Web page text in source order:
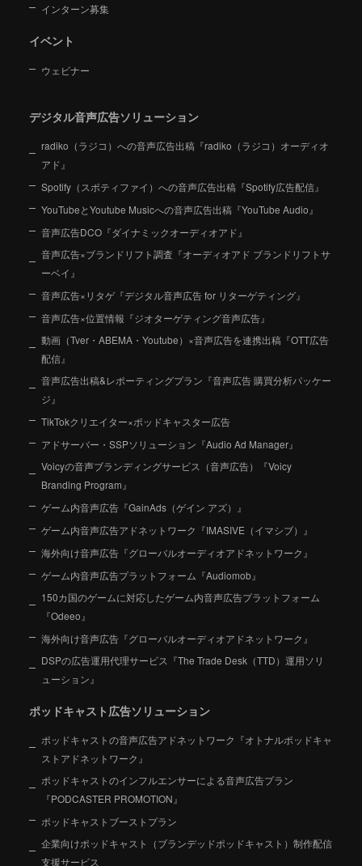
インターン募集
イベント
ウェビナー
デジタル音声広告ソリューション
radiko（ラジコ）への音声広告出稿『radiko（ラジコ）オーディオ
アド』
Spotify（スポティファイ）への音声広告出稿『Spotify広告配信』
YouTubeとYoutube Musicへの音声広告出稿『YouTube Audio』
音声広告DCO『ダイナミックオーディオアド』
音声広告×ブランドリフト調査『オーディオアド ブランドリフトサ
ーベイ』
音声広告×リタゲ『デジタル音声広告 for リターゲティング』
音声広告×位置情報『ジオターゲティング音声広告』
動画（Tver・ABEMA・Youtube）×音声広告を連携出稿『OTT広告
配信』
音声広告出稿&レポーティングプラン『音声広告 購買分析パッケー
ジ』
TikTokクリエイター×ポッドキャスター広告
アドサーバー・SSPソリューション『Audio Ad Manager』
Voicyの音声ブランディングサービス（音声広告）『Voicy
Branding Program』
ゲーム内音声広告『GainAds（ゲイン アズ）』
ゲーム内音声広告アドネットワーク『IMASIVE（イマシブ）』
海外向け音声広告『グローバルオーディオアドネットワーク』
ゲーム内音声広告プラットフォーム『Audiomob』
150カ国のゲームに対応したゲーム内音声広告プラットフォーム
『Odeeo』
海外向け音声広告『グローバルオーディオアドネットワーク』
DSPの広告運用代理サービス『The Trade Desk（TTD）運用ソリ
ューション』
ポッドキャスト広告ソリューション
ポッドキャストの音声広告アドネットワーク『オトナルポッドキャ
ストアドネットワーク』
ポッドキャストのインフルエンサーによる音声広告プラン
『PODCASTER PROMOTION』
ポッドキャストブーストプラン
企業向けポッドキャスト（ブランデッドポッドキャスト）制作配信
支援サービス